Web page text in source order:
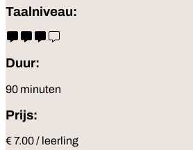
Taalniveau:
Duur:
90 minuten
Prijs:
€ 7.00 / leerling